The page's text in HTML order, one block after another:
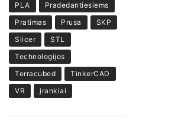
PLA
Pradedantiesiems
Pratimas
Prusa
SKP
Slicer
STL
Technologijos
Terracubed
TinkerCAD
VR
įrankiai